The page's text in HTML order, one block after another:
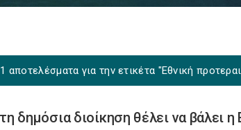
αποτελέσματα για την ετικέτα "Εθνική
δημόσια διοίκηση θέλει να βάλει η